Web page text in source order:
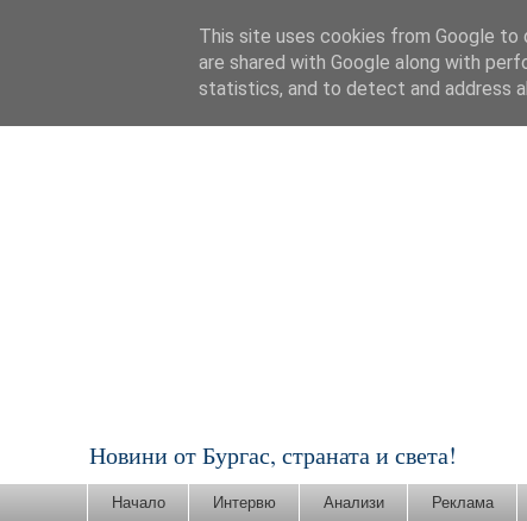
Новини от Бургас, страната и света!
Начало Интервю Анализи Реклама
This site uses cookies from Google to
are shared with Google along with
statistics, and to detect and address